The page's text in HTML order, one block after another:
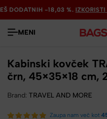
-18,03 %. IZKORISTI >>
-18,03 %. IZKORISTI >>
-18,03 %. IZKORISTI >>
MENI
Kabinski kovček
črn, 45×35×18 cm,
Brand: TRAVEL AND MORE
Zaupa nam več kot